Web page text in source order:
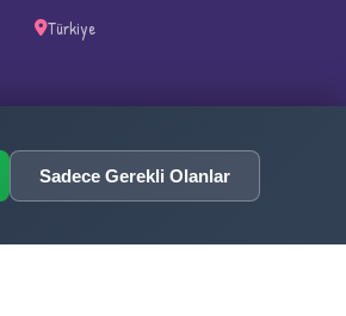
Türkiye
Sadece Gerekli Olanlar